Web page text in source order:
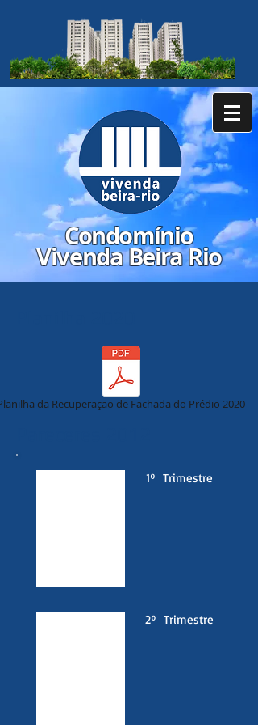
​Condomínio
Vivenda Beira Rio
da Recuperação de Fachada do Prédio 2020
1º Trimestre
2º Trimestre